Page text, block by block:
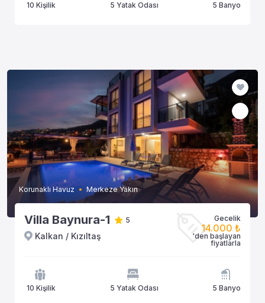
10 Kişilik 5 Yatak Odası 5 Banyo
Korunaklı Havuz Merkeze Yakın
Villa Baynura-1 5
Kalkan / Kızıltaş
Gecelik
14.000 ₺
'den başlayan
fiyatlarla
10 Kişilik 5 Yatak Odası 5 Banyo